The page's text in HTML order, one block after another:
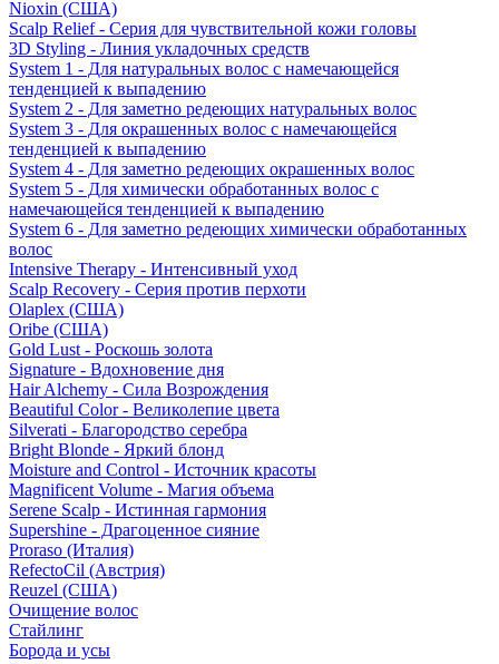
Nioxin (США)
Scalp Relief - Серия для чувствительной кожи головы
3D Styling - Линия укладочных средств
System 1 - Для натуральных волос с намечающейся
тенденцией к выпадению
System 2 - Для заметно редеющих натуральных волос
System 3 - Для окрашенных волос с намечающейся
тенденцией к выпадению
System 4 - Для заметно редеющих окрашенных волос
System 5 - Для химически обработанных волос с
намечающейся тенденцией к выпадению
System 6 - Для заметно редеющих химически обработанных
волос
Intensive Therapy - Интенсивный уход
Scalp Recovery - Серия против перхоти
Olaplex (США)
Oribe (США)
Gold Lust - Роскошь золота
Signature - Вдохновение дня
Hair Alchemy - Сила Возрождения
Beautiful Color - Великолепие цвета
Silverati - Благородство серебра
Bright Blonde - Яркий блонд
Moisture and Control - Источник красоты
Magnificent Volume - Магия объема
Serene Scalp - Истинная гармония
Supershine - Драгоценное сияние
Proraso (Италия)
RefectoCil (Австрия)
Reuzel (США)
Очищение волос
Стайлинг
Борода и усы